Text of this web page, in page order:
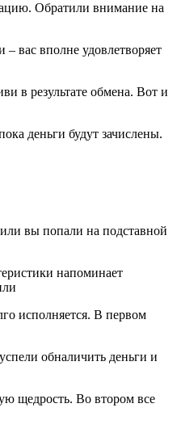
Обратили внимание на
вас вполне удовлетворяет
в результате обмена. Вот и
деньги будут зачислены.
вы попали на подставной
напоминает
исполняется. В первом
обналичить деньги и
щедрость. Во втором все